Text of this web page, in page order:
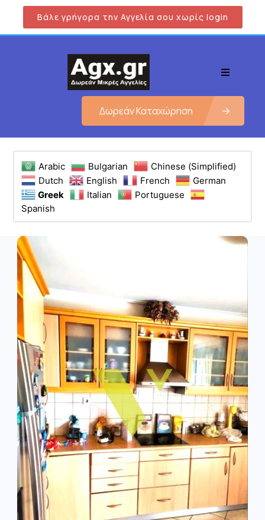
Βάλε γρήγορα την Αγγελία σου χωρίς login
Δωρεάν Καταχώρηση
Arabic Bulgarian
Chinese (Simplified)
Dutch
English French
German
Greek
Italian
Portuguese
Spanish